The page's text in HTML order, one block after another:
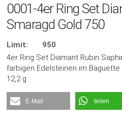
0001-4er Ring Set
Smaragd Gold 750
Limit:
950
4er Ring Set Diamant Rubin
farbigen Edelsteinen im
12,2 g
E-Mail teilen